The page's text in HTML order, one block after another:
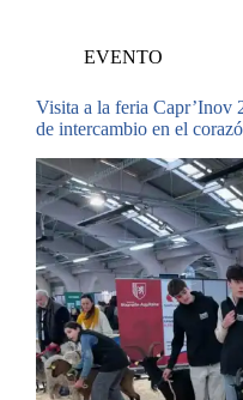
EVENTO
Visita a la feria Capr’Inov
de intercambio en el